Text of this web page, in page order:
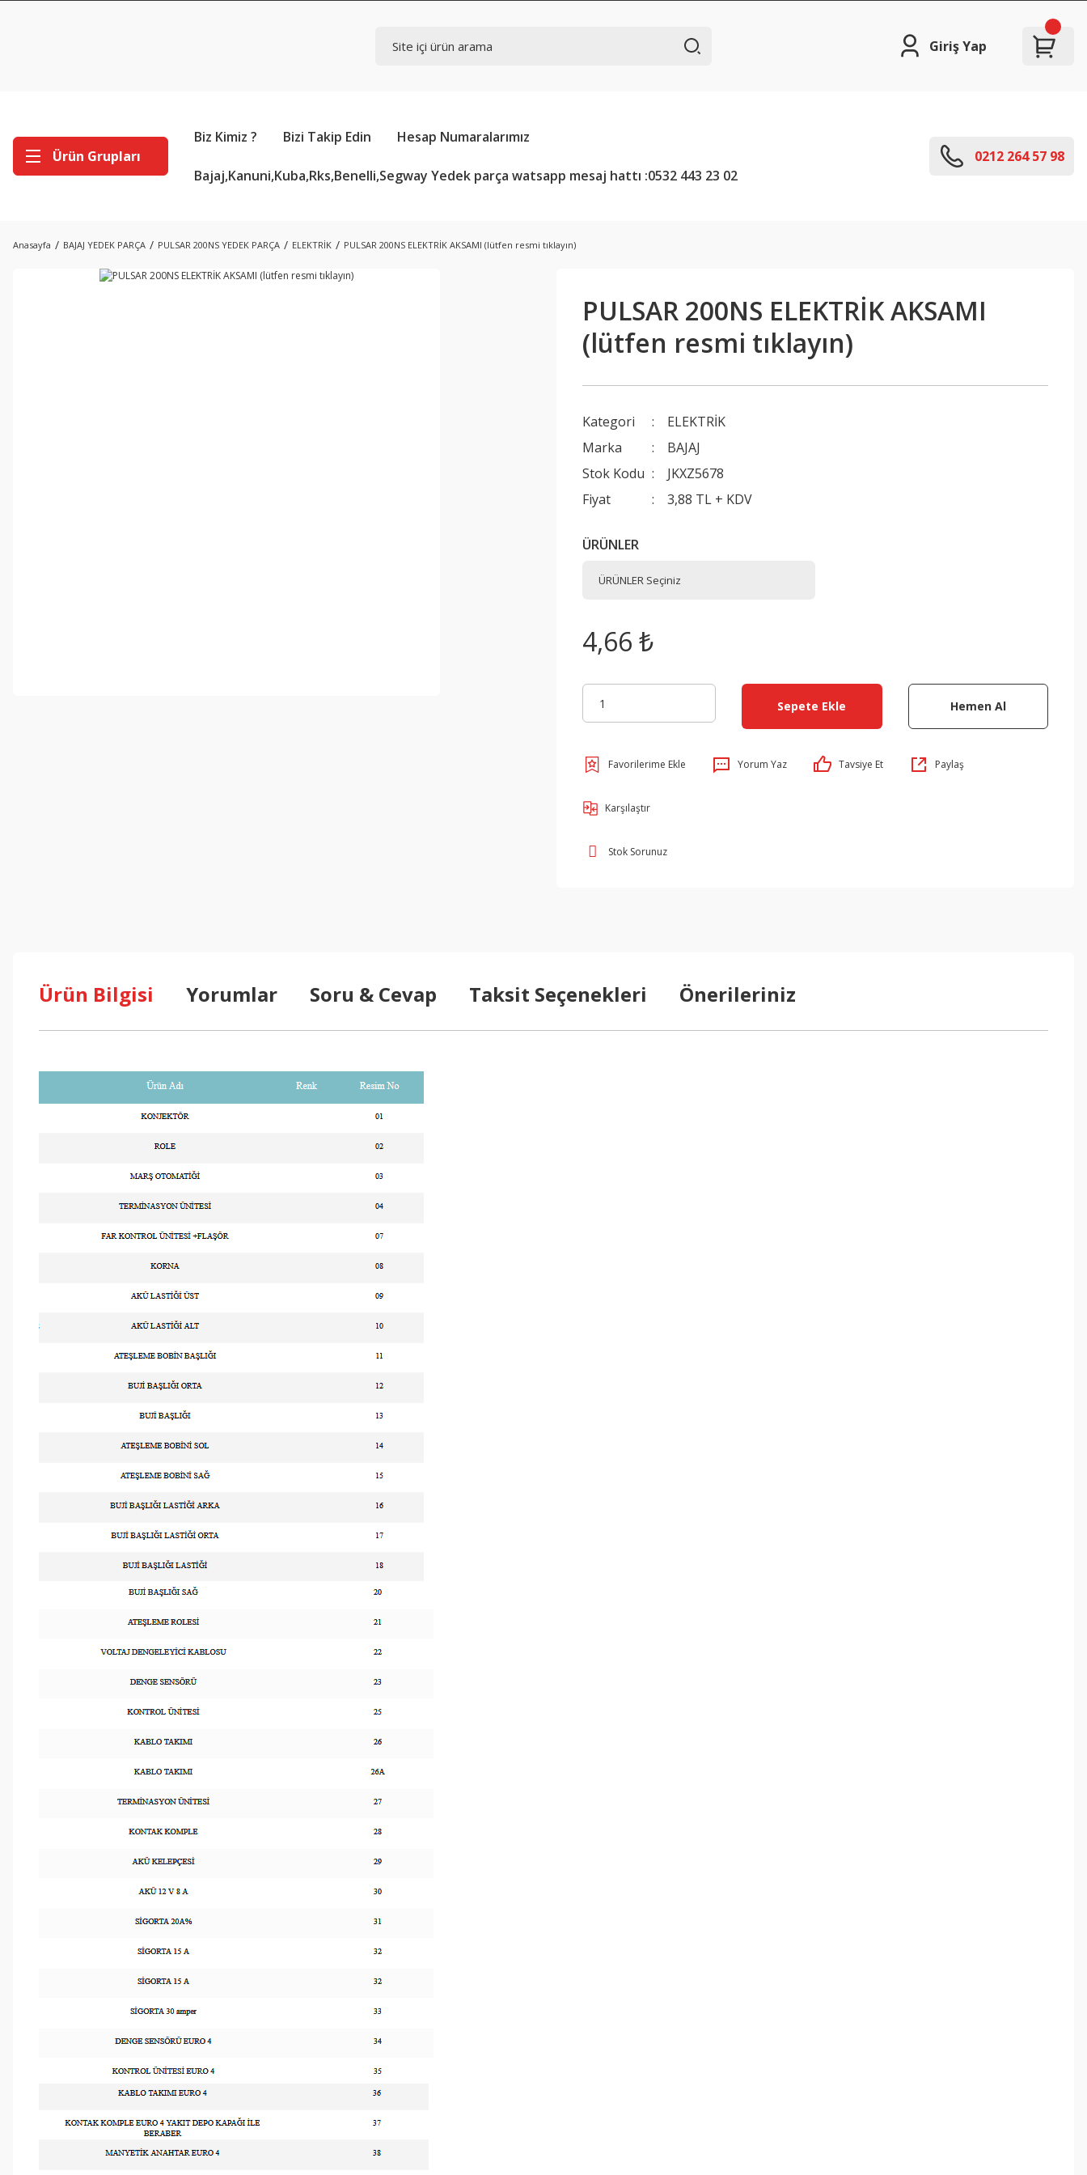
Giriş Yap
Ürün Grupları
Biz Kimiz ? Bizi Takip Edin Hesap Numaralarımız
Bajaj,Kanuni,Kuba,Rks,Benelli,Segway Yedek parça watsapp mesaj hattı :0532 443 23 02
0212 264 57 98
Anasayfa BAJAJ YEDEK PARÇA PULSAR 200NS YEDEK PARÇA ELEKTRİK PULSAR 200NS ELEKTRİK AKSAMI (lütfen resmi tıklayın)
PULSAR 200NS ELEKTRİK AKSAMI
(lütfen resmi tıklayın)
Kategori
ELEKTRİK
Marka
BAJAJ
Stok Kodu
JKXZ5678
Fiyat
3,88 TL + KDV
ÜRÜNLER
4,66 ₺
Sepete Ekle Hemen Al
Yorum Yaz Tavsiye Et Paylaş
Karşılaştır
Stok Sorunuz
Ürün Bilgisi Yorumlar Soru & Cevap Taksit Seçenekleri Önerileriniz